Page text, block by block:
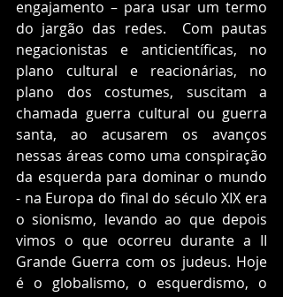
engajamento – para usar um termo
do jargão das redes.  Com pautas
negacionistas e anticientíficas, no
plano cultural e reacionárias, no
plano dos costumes, suscitam a
chamada guerra cultural ou guerra
santa, ao acusarem os avanços
nessas áreas como uma conspiração
da esquerda para dominar o mundo
- na Europa do final do século XIX era
o sionismo, levando ao que depois
vimos o que ocorreu durante a II
Grande Guerra com os judeus. Hoje
é o globalismo, o esquerdismo, o